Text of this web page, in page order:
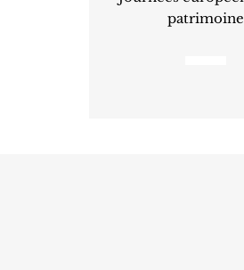
patrimoine